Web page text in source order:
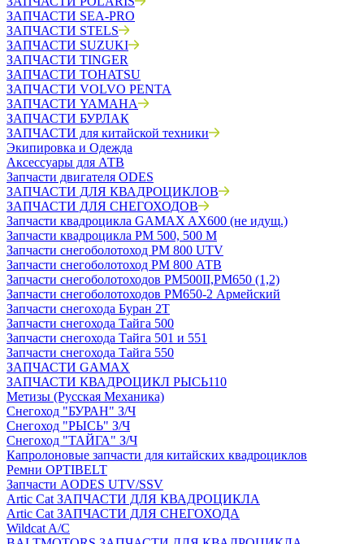
ЗАПЧАСТИ SEA-PRO
ЗАПЧАСТИ STELS
ЗАПЧАСТИ SUZUKI
ЗАПЧАСТИ TINGER
ЗАПЧАСТИ TOHATSU
ЗАПЧАСТИ VOLVO PENTA
ЗАПЧАСТИ YAMAHA
ЗАПЧАСТИ БУРЛАК
ЗАПЧАСТИ для китайской техники
Экипировка и Одежда
Аксессуары для АТВ
Запчасти двигателя ODES
ЗАПЧАСТИ ДЛЯ КВАДРОЦИКЛОВ
ЗАПЧАСТИ ДЛЯ СНЕГОХОДОВ
Запчасти квадроцикла GAMAX AX600 (не идущ.)
Запчасти квадроцикла РМ 500, 500 М
Запчасти снегоболотоход РМ 800 UTV
Запчасти снегоболотоход РМ 800 АТВ
Запчасти снегоболотоходов РМ500II,РМ650 (1,2)
Запчасти снегоболотоходов РМ650-2 Армейский
Запчасти снегохода Буран 2Т
Запчасти снегохода Тайга 500
Запчасти снегохода Тайга 501 и 551
Запчасти снегохода Тайга 550
ЗАПЧАСТИ GAMAX
ЗАПЧАСТИ КВАДРОЦИКЛ РЫСЬ110
Метизы (Русская Механика)
Снегоход "БУРАН" З/Ч
Снегоход "РЫСЬ" З/Ч
Снегоход "ТАЙГА" З/Ч
Капролоновые запчасти для китайских квадроциклов
Ремни OPTIBELT
Запчасти AODES UTV/SSV
Artic Cat ЗАПЧАСТИ ДЛЯ КВАДРОЦИКЛА
Artic Cat ЗАПЧАСТИ ДЛЯ СНЕГОХОДА
Wildcat A/C